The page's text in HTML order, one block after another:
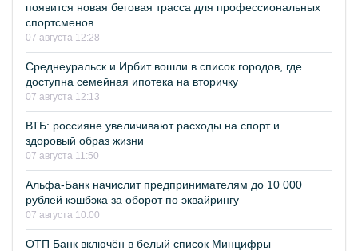
появится новая беговая трасса для профессиональных
спортсменов
07 августа 12:28
Среднеуральск и Ирбит вошли в список городов, где
доступна семейная ипотека на вторичку
07 августа 12:13
ВТБ: россияне увеличивают расходы на спорт и
здоровый образ жизни
07 августа 11:50
Альфа-Банк начислит предпринимателям до 10 000
рублей кэшбэка за оборот по эквайрингу
07 августа 10:00
ОТП Банк включён в белый список Минцифры